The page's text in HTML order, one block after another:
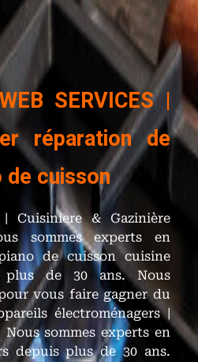
SERVICES |
réparation de
de cuisson
Cuisiniere & Gazinière
sommes experts en
de cuisson cuisine
plus de 30 ans. Nous
vous faire gagner du
électroménagers |
sommes experts en
depuis plus de 30 ans.